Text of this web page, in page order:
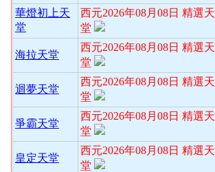
華燈初上天
堂
西元2026年08月08日 精選天
堂
海拉天堂
西元2026年08月08日 精選天
堂
迴夢天堂
西元2026年08月08日 精選天
堂
爭霸天堂
西元2026年08月08日 精選天
堂
皇定天堂
西元2026年08月08日 精選天
堂